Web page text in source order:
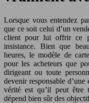
Lorsque vous entendez
que ce soit celui d’un
client pour lui offrir ce
insistance. Bien que
heures, le modèle de
pour les acheteurs que
dirigeant ou toute
devenir responsable
vérité est qu’il peut être
dépend bien sûr des